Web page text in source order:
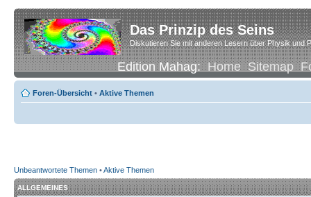
Das Prinzip des Seins
Diskutieren Sie mit anderen Lesern über Physik und
Edition Mahag:Home Sitemap
Foren-Übersicht • Aktive Themen
Unbeantwortete Themen •Aktive Themen
ALLGEMEINES